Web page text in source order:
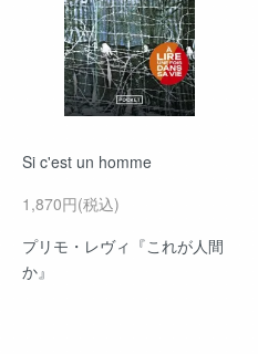
Si c'est un homme
1,870円(税込)
プリモ・レヴィ『これが人間
か』